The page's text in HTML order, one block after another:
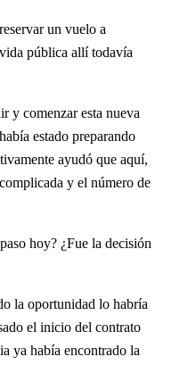
un vuelo a
pública allí todavía
y comenzar esta nueva
estado preparando
ayudó que aquí,
y el número de
hoy? ¿Fue la decisión
la oportunidad lo habría
el inicio del contrato
ya había encontrado la